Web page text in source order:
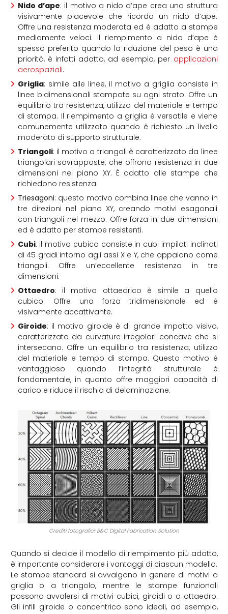
Nido d’ape: il motivo a nido d’ape crea una struttura
visivamente piacevole che ricorda un nido d’ape.
Offre una resistenza moderata ed è adatto a stampe
mediamente veloci. Il riempimento a nido d’ape è
spesso preferito quando la riduzione del peso è una
priorità, è infatti adatto, ad esempio, per applicazioni
aerospaziali.
Griglia: simile alle linee, il motivo a griglia consiste in
linee bidimensionali stampate su ogni strato. Offre un
equilibrio tra resistenza, utilizzo del materiale e tempo
di stampa. Il riempimento a griglia è versatile e viene
comunemente utilizzato quando è richiesto un livello
moderato di supporto strutturale.
Triangoli: il motivo a triangoli è caratterizzato da linee
triangolari sovrapposte, che offrono resistenza in due
dimensioni nel piano XY. È adatto alle stampe che
richiedono resistenza.
Triesagoni: questo motivo combina linee che vanno in
tre direzioni nel piano XY, creando motivi esagonali
con triangoli nel mezzo. Offre forza in due dimensioni
ed è adatto per stampe resistenti.
Cubi: il motivo cubico consiste in cubi impilati inclinati
di 45 gradi intorno agli assi X e Y, che appaiono come
triangoli. Offre un’eccellente resistenza in tre
dimensioni.
Ottaedro: il motivo ottaedrico è simile a quello
cubico. Offre una forza tridimensionale ed è
visivamente accattivante.
Giroide: il motivo giroide è di grande impatto visivo,
caratterizzato da curvature irregolari concave che si
intersecano. Offre un equilibrio tra resistenza, utilizzo
del materiale e tempo di stampa. Questo motivo è
vantaggioso quando l’integrità strutturale è
fondamentale, in quanto offre maggiori capacità di
carico e riduce il rischio di delaminazione.
Crediti fotografici: B&C Digital Fabrication Solution
Quando si decide il modello di riempimento più adatto,
è importante considerare i vantaggi di ciascun modello.
Le stampe standard si avvalgono in genere di motivi a
griglia o a triangolo, mentre le stampe funzionali
possono avvalersi di motivi cubici, giroidi o a ottaedro.
Gli infill giroide o concentrico sono ideali, ad esempio,